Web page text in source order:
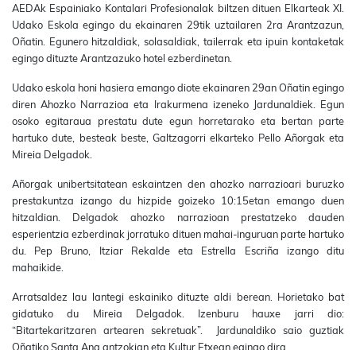
AEDAk Espainiako Kontalari Profesionalak biltzen dituen Elkarteak XI.
Udako Eskola egingo du ekainaren 29tik uztailaren 2ra Arantzazun,
Oñatin. Egunero hitzaldiak, solasaldiak, tailerrak eta ipuin kontaketak
egingo dituzte Arantzazuko hotel ezberdinetan.
Udako eskola honi hasiera emango diote ekainaren 29an Oñatin egingo
diren Ahozko Narrazioa eta Irakurmena izeneko Jardunaldiek. Egun
osoko egitaraua prestatu dute egun horretarako eta bertan parte
hartuko dute, besteak beste, Galtzagorri elkarteko Pello Añorgak eta
Mireia Delgadok.
Añorgak unibertsitatean eskaintzen den ahozko narrazioari buruzko
prestakuntza izango du hizpide goizeko 10:15etan emango duen
hitzaldian. Delgadok ahozko narrazioan prestatzeko dauden
esperientzia ezberdinak jorratuko dituen mahai-inguruan parte hartuko
du. Pep Bruno, Itziar Rekalde eta Estrella Escriña izango ditu
mahaikide.
Arratsaldez lau lantegi eskainiko dituzte aldi berean. Horietako bat
gidatuko du Mireia Delgadok. Izenburu hauxe jarri dio:
“Bitartekaritzaren artearen sekretuak”. Jardunaldiko saio guztiak
Oñatiko Santa Ana antzokian eta Kultur Etxean egingo dira.